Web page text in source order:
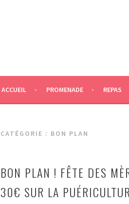
ACCUEIL PROMENADE REPAS
CATÉGORIE : BON PLAN
BON PLAN ! FÊTE DES
30€ SUR LA